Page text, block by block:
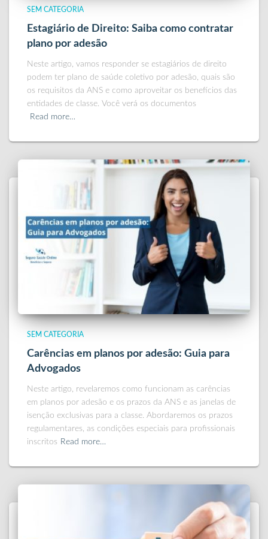
SEM CATEGORIA
Estagiário de Direito: Saiba como contratar
plano por adesão
Neste artigo, vamos responder se estagiários de direito
podem ter plano de saúde coletivo por adesão, quais são
os requisitos da ANS e como aproveitar os benefícios das
entidades de classe. Você verá os documentos
Read more…
SEM CATEGORIA
Carências em planos por adesão: Guia para
Advogados
Neste artigo, revelaremos como funcionam as carências
em planos por adesão e os prazos da ANS e as janelas de
isenção exclusivas para a classe. Abordaremos os prazos
regulamentares, as condições especiais para profissionais
inscritos Read more…